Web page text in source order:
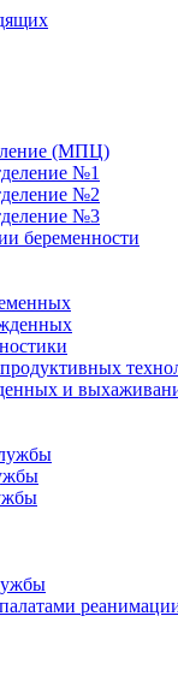
(МПЦ)
№1
№2
№3
беременности
и